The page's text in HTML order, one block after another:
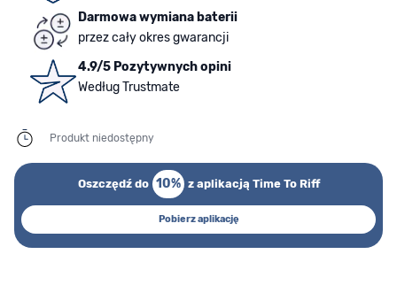
Darmowa wymiana baterii
przez cały okres gwarancji
4.9/5 Pozytywnych opini
Według Trustmate
Produkt niedostępny
Oszczędź do 10% z aplikacją Time To Riff
Pobierz aplikację